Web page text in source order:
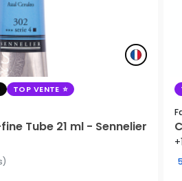
TOP VENTE
Tube 21 ml - Sennelier